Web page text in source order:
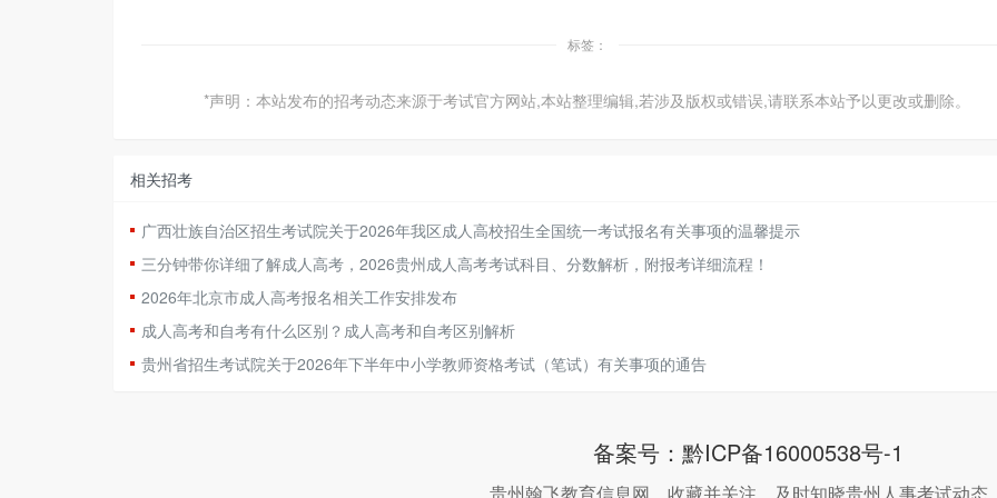
标签：
*声明：本站发布的招考动态来源于考试官方网站,本站整理编辑,若涉及版权或错误,请联系本站予以更改或删除。
相关招考
广西壮族自治区招生考试院关于2026年我区成人高校招生全国统一考试报名有关事项的温馨提示
三分钟带你详细了解成人高考，2026贵州成人高考考试科目、分数解析，附报考详细流程！
2026年北京市成人高考报名相关工作安排发布
成人高考和自考有什么区别？成人高考和自考区别解析
贵州省招生考试院关于2026年下半年中小学教师资格考试（笔试）有关事项的通告
备案号： 黔ICP备16000538号-1